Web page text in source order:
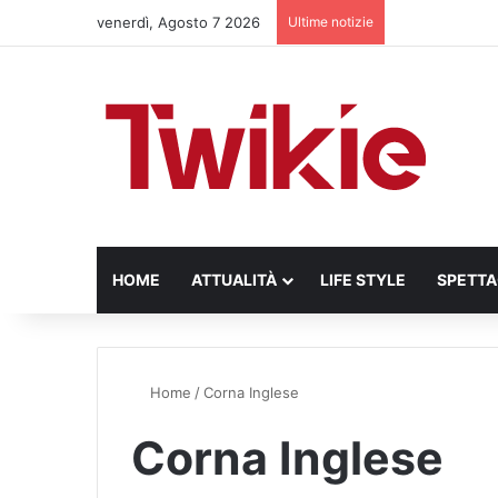
venerdì, Agosto 7 2026 Ultime notizie
HOME ATTUALITÀ LIFE STYLE
Home /Corna Inglese
Corna Inglese